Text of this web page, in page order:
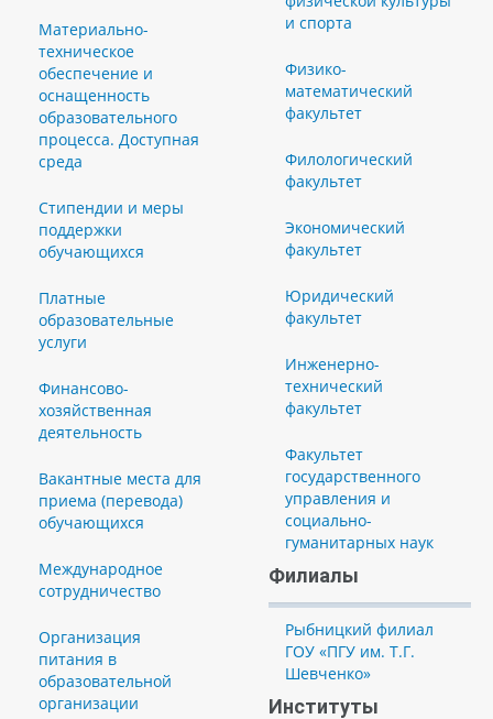
Материально-
техническое
обеспечение и
оснащенность
образовательного
процесса. Доступная
среда
Стипендии и меры
поддержки
обучающихся
Платные
образовательные
услуги
Финансово-
хозяйственная
деятельность
Вакантные места для
приема (перевода)
обучающихся
Международное
сотрудничество
Организация
питания в
образовательной
организации
и спорта
Физико-
математический
факультет
Филологический
факультет
Экономический
факультет
Юридический
факультет
Инженерно-
технический
факультет
Факультет
государственного
управления и
социально-
гуманитарных наук
Филиалы
Рыбницкий филиал
ГОУ «ПГУ им. Т.Г.
Шевченко»
Институты